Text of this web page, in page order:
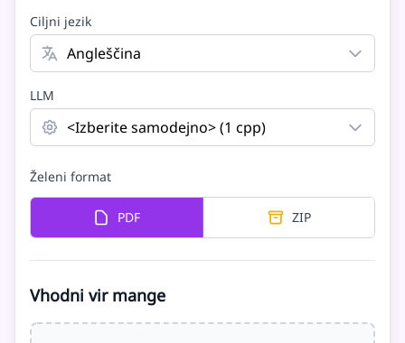
Ciljni jezik
LLM
Želeni format
PDF ZIP
Vhodni vir mange